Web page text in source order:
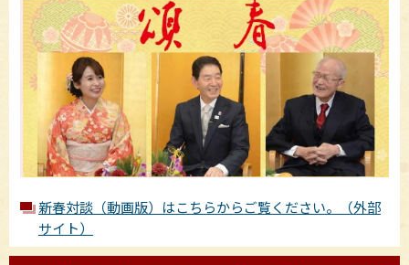
新春対談（動画版）はこちらからご覧ください。（外部
サイト）